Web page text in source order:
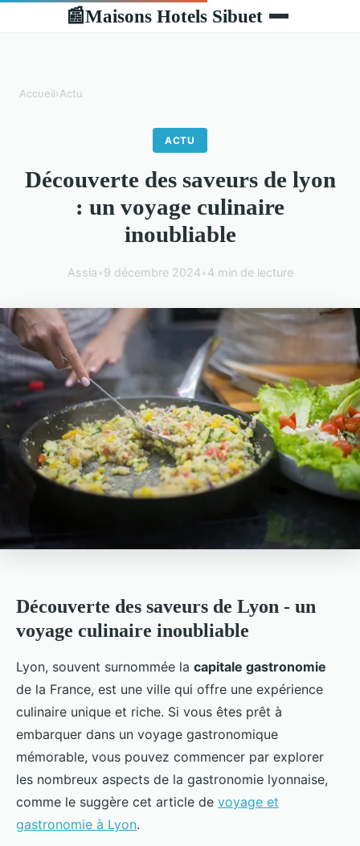
📰Maisons Hotels Sibuet
Accueil›Actu
ACTU
Découverte des saveurs de lyon
: un voyage culinaire
inoubliable
Assia•9 décembre 2024•4 min de lecture
Découverte des saveurs de Lyon - un
voyage culinaire inoubliable
Lyon, souvent surnommée la capitale gastronomie
de la France, est une ville qui offre une expérience
culinaire unique et riche. Si vous êtes prêt à
embarquer dans un voyage gastronomique
mémorable, vous pouvez commencer par explorer
les nombreux aspects de la gastronomie lyonnaise,
comme le suggère cet article de voyage et
gastronomie à Lyon.